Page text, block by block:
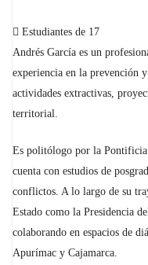
Estudiantes de 17
Andrés García es un
experiencia en la prevención
actividades extractivas,
territorial.
Es politólogo por la
cuenta con estudios de
conflictos. A lo largo de su
Estado como la Presidencia
colaborando en espacios de
Apurímac y Cajamarca.